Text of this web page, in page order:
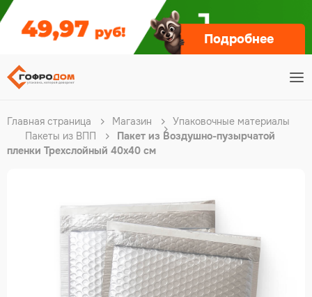
Подробнее
Главная страница Магазин
Упаковочные материалы
Пакеты из ВПП
Пакет из Воздушно-пузырчатой
пленки Трехслойный 40х40 см